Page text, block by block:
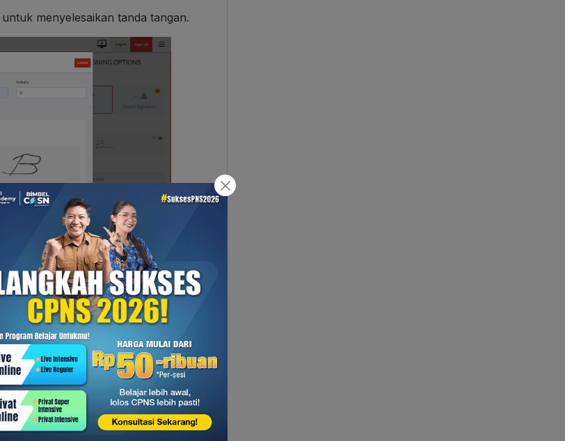
menyelesaikan tanda tangan.
tanda tangan tersebut ke
halaman sehingga kamu perlu
mengatur posisi dan ukurannya.